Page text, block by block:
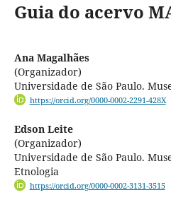
Guia do acervo
Ana Magalhães
(Organizador)
Universidade de São Paulo.
https://orcid.org/0000-0002-2291-428X
Edson Leite
(Organizador)
Universidade de São Paulo.
Etnologia
https://orcid.org/0000-0002-3131-3515